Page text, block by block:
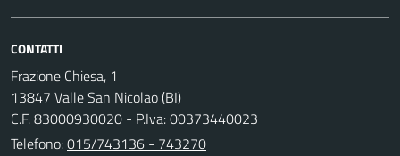
CONTATTI
Frazione Chiesa, 1
13847 Valle San Nicolao (BI)
C.F. 83000930020 - P.Iva: 00373440023
Telefono:015/743136 - 743270